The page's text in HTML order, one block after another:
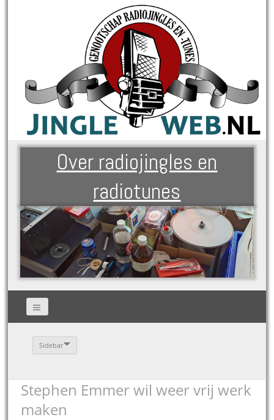
Over radiojingles en
radiotunes
Sidebar
Stephen Emmer wil weer vrij werk
maken